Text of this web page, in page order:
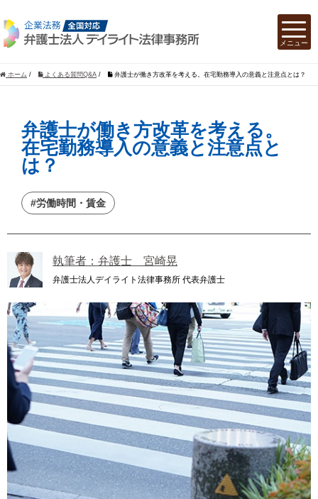
ホーム / よくある質問Q&A / 弁護士が働き方改革を考える。在宅勤務導入の意義と注意点とは？
弁護士が働き方改革を考える。
在宅勤務導入の意義と注意点と
は？
#労働時間・賃金
執筆者：弁護士 宮崎晃
弁護士法人デイライト法律事務所 代表弁護士